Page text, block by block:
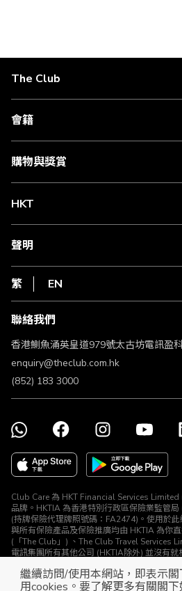
繼續訪問/使用本網站，即表示
用cookies。要了解更多有關閣
The Club
關於 The Club
合作夥伴
媒體中心
會籍
會籍及專屬禮遇
賺取積分
購物與獎賞
物流與配送
Club Shopping 商品領取站
常見問題
HKT
csl.
1010
HKT
聲明
私隱聲明
使用條款
條款及細則
不歧視及不騷擾聲明
認可牌照及通告
繁 EN
聯絡我們
香港鰂魚涌英皇道979號太古坊電訊盈
enquiry@theclub.com.hk
(852) 183 3000
Club Care 為 HKT Financial Services
品牌。HKTIA 為香港特別行政區保險業監管
(持牌保險代理牌照號碼：FA2474)。使用於
與所有保險產品及保險推廣均由 HKTIA 為你
(「The Club」) 、The Club Travel Services
電訊集團所有其他公司 (HKTIA除外) 並沒有
© The Club 2026. 保留所有權利